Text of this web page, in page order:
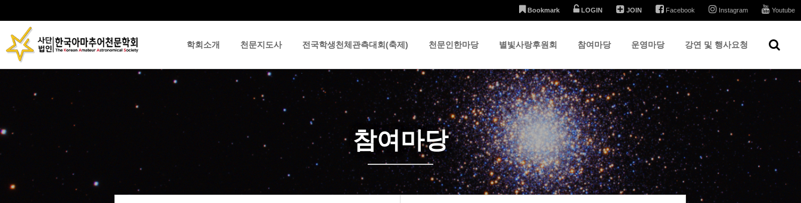
Bookmark LOGIN JOIN Facebook Instagram Youtube
학회소개 천문지도사 전국학생천체관측대회(축제) 천문인한마당 별빛사랑후원회 참여마당
하위분류
운영마당
하위분류
강연 및 행사요청
참여마당